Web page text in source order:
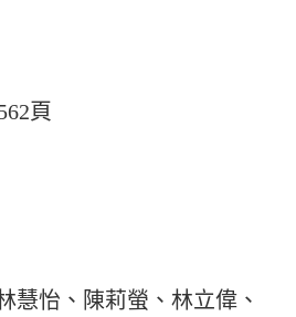
頁
怡、陳莉螢、林立偉、